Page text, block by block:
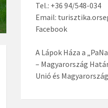
Tel.: +36 94/548-034
Email:
Facebook
A Lápok Háza a
– Magyarország
Unió és